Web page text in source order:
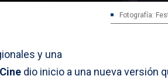
Fotografía:
y una
dio inicio a una nueva versión